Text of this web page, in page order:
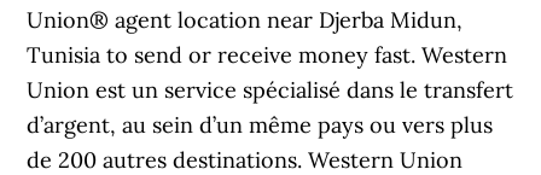
Union® agent location near Djerba Midun,
Tunisia to send or receive money fast. Western
Union est un service spécialisé dans le transfert
d’argent, au sein d’un même pays ou vers plus
de 200 autres destinations. Western Union